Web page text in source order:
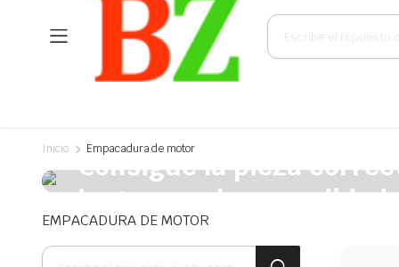
Búsqueda
productos
Inicio Empacadura de motor
Consigue la pieza
justo para la
EMPACADURA DE MOTOR
Búsqueda